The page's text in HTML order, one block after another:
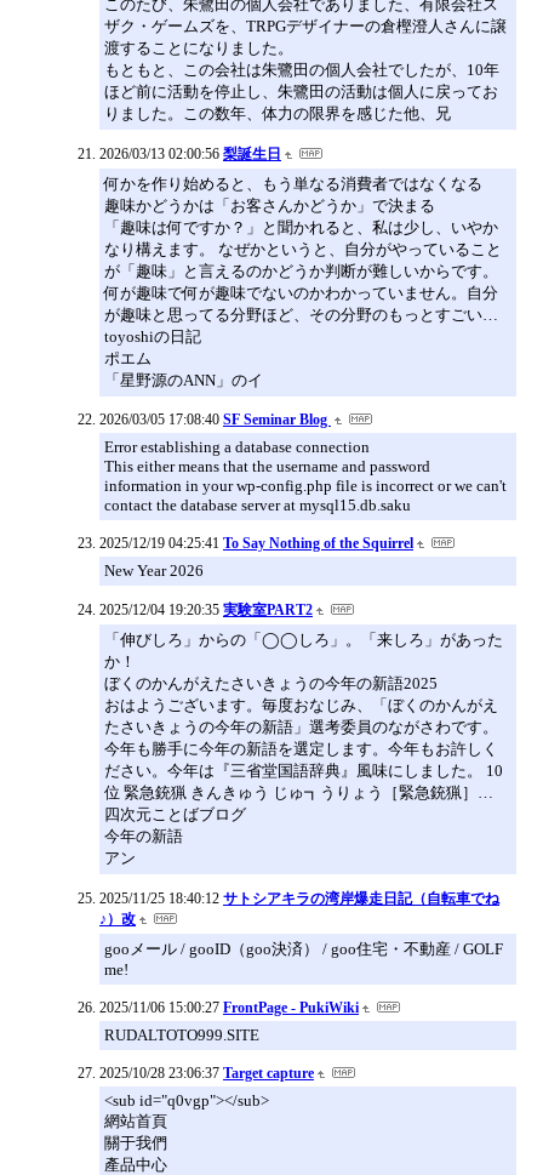
このたび、朱鷺田の個人会社でありました、有限会社ス
ザク・ゲームズを、TRPGデザイナーの倉樫澄人さんに譲
渡することになりました。
もともと、この会社は朱鷺田の個人会社でしたが、10年
ほど前に活動を停止し、朱鷺田の活動は個人に戻ってお
りました。この数年、体力の限界を感じた他、兄
2026/03/13 02:00:56 梨誕生日
何かを作り始めると、もう単なる消費者ではなくなる
趣味かどうかは「お客さんかどうか」で決まる
「趣味は何ですか？」と聞かれると、私は少し、いやか
なり構えます。 なぜかというと、自分がやっていること
が「趣味」と言えるのかどうか判断が難しいからです。
何が趣味で何が趣味でないのかわかっていません。自分
が趣味と思ってる分野ほど、その分野のもっとすごい…
toyoshiの日記
ポエム
「星野源のANN」のイ
2026/03/05 17:08:40 SF Seminar Blog
Error establishing a database connection
This either means that the username and password
information in your wp-config.php file is incorrect or we can't
contact the database server at mysql15.db.saku
2025/12/19 04:25:41 To Say Nothing of the Squirrel
New Year 2026
2025/12/04 19:20:35 実験室PART2
「伸びしろ」からの「◯◯しろ」。「来しろ」があった
か！
ぼくのかんがえたさいきょうの今年の新語2025
おはようございます。毎度おなじみ、「ぼくのかんがえ
たさいきょうの今年の新語」選考委員のながさわです。
今年も勝手に今年の新語を選定します。今年もお許しく
ださい。今年は『三省堂国語辞典』風味にしました。 10
位 緊急銃猟 きんきゅう じゅ┓うりょう［緊急銃猟］…
四次元ことばブログ
今年の新語
アン
2025/11/25 18:40:12 サトシアキラの湾岸爆走日記（自転車でね
♪）改
gooメール / gooID（goo決済） / goo住宅・不動産 / GOLF
me!
2025/11/06 15:00:27 FrontPage - PukiWiki
RUDALTOTO999.SITE
2025/10/28 23:06:37 Target capture
<sub id="q0vgp"></sub>
網站首頁
關于我們
產品中心